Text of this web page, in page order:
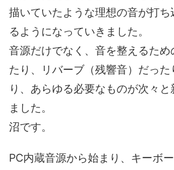
描いていたような理想の音が打ち
るようになっていきました。
音源だけでなく、音を整えるため
たり、リバーブ（残響音）だった
り、あらゆる必要なものが次々と
ました。
沼です。
PC内蔵音源から始まり、キーボ